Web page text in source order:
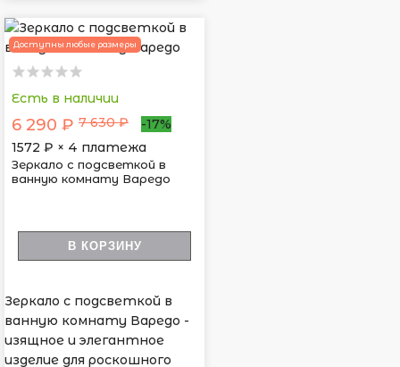
Доступны любые размеры
Есть в наличии
6 290 ₽ 7 630 ₽
-17%
1572 ₽ × 4 платежа
Зеркало с подсветкой в
ванную комнату Варедо
В КОРЗИНУ
Зеркало с подсветкой в
ванную комнату Варедо -
изящное и элегантное
изделие для роскошного